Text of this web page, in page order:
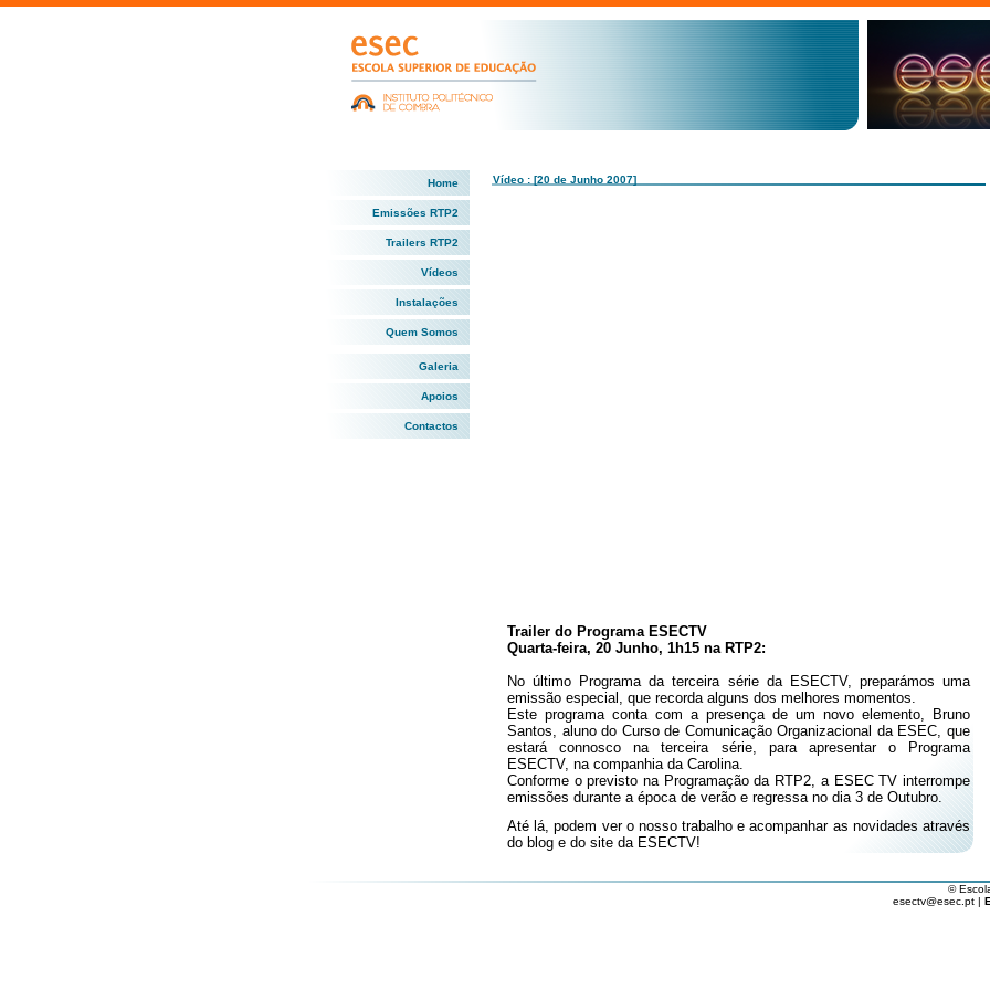
Home
Emissões RTP2
Trailers RTP2
Vídeos
Instalações
Quem Somos
Galeria
Apoios
Contactos
Vídeo : [20 de Junho 2007]
Trailer do Programa ESECTV
Quarta-feira, 20 Junho, 1h15 na RTP2:
No último Programa da terceira série da ESECTV, preparámos uma
emissão especial, que recorda alguns dos melhores momentos.
Este programa conta com a presença de um novo elemento, Bruno
Santos, aluno do Curso de Comunicação Organizacional da ESEC, que
estará connosco na terceira série, para apresentar o Programa
ESECTV, na companhia da Carolina.
Conforme o previsto na Programação da RTP2, a ESEC TV interrompe
emissões durante a época de verão e regressa no dia 3 de Outubro.
Até lá, podem ver o nosso trabalho e acompanhar as novidades através
do blog e do site da ESECTV!
©
esectv@esec.pt |